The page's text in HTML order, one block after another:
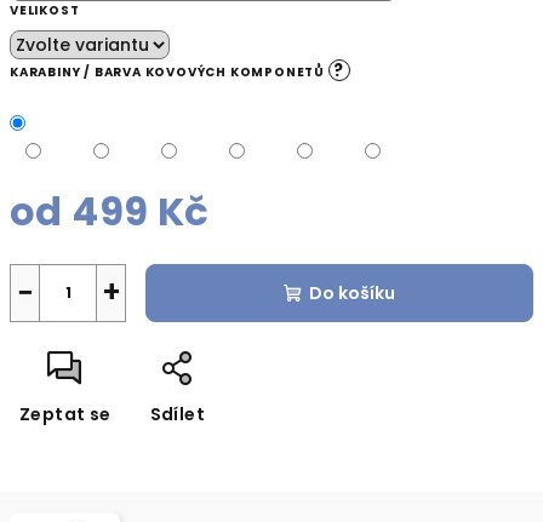
VELIKOST
KARABINY / BARVA KOVOVÝCH KOMPONETŮ ?
od 499 Kč
+
− Do košíku
Zeptat se Sdílet